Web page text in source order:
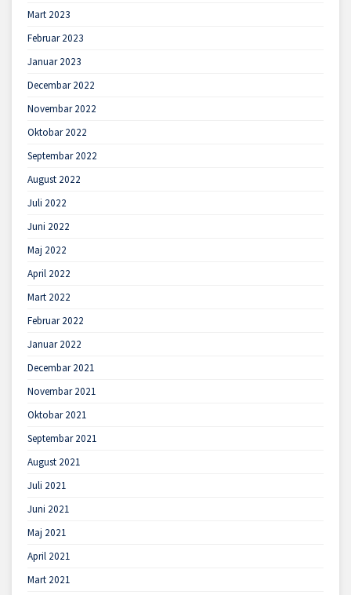
Mart 2023
Februar 2023
Januar 2023
Decembar 2022
Novembar 2022
Oktobar 2022
Septembar 2022
August 2022
Juli 2022
Juni 2022
Maj 2022
April 2022
Mart 2022
Februar 2022
Januar 2022
Decembar 2021
Novembar 2021
Oktobar 2021
Septembar 2021
August 2021
Juli 2021
Juni 2021
Maj 2021
April 2021
Mart 2021